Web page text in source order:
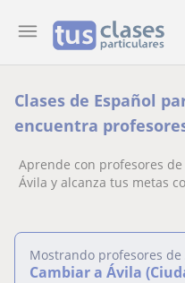
Clases de Español
encuentra
Aprende con profesores
Ávila y alcanza tus metas
Mostrando profesores de
Cambiar a Ávila